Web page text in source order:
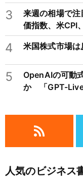
3
来週の相場で
価指数、米CPI
4 米国株式市場
5
OpenAIの可動
か 「GPT-
人気のビジネス